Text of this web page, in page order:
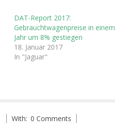
DAT-Report 2017:
Gebrauchtwagenpreise in einem
Jahr um 8% gestiegen
18. Januar 2017
In "Jaguar"
With: 0 Comments